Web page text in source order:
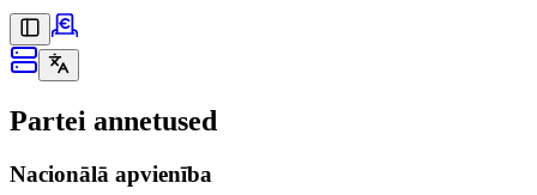
Partei annetused
Nacionālā apvienība